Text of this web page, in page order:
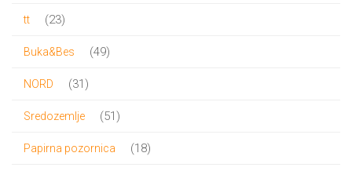
tt 2323
Buka&Bes 4949
NORD 31 31
Sredozemlje 51 51
Papirna pozornica 1818